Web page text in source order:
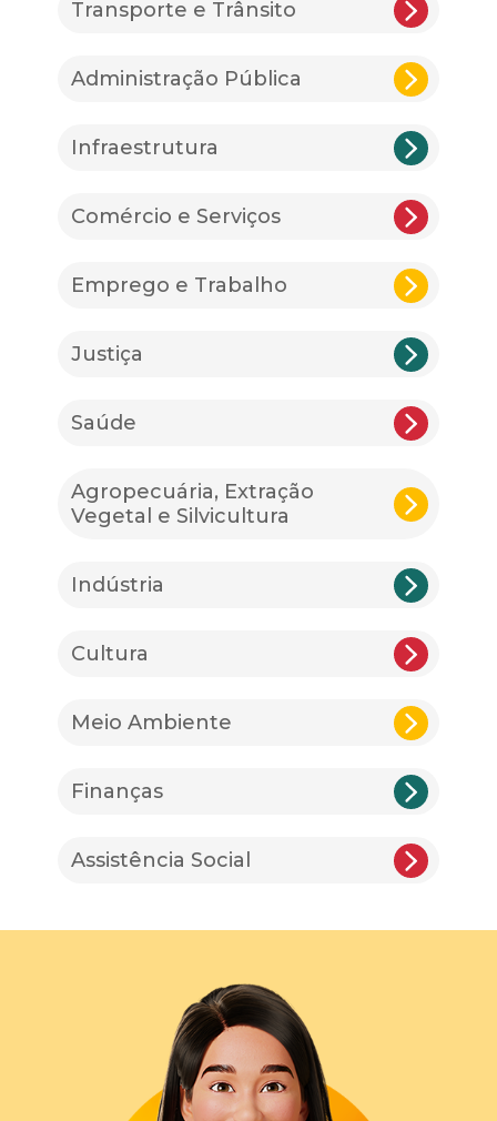
Transporte e Trânsito
Administração Pública
Infraestrutura
Comércio e Serviços
Emprego e Trabalho
Justiça
Saúde
Agropecuária, Extração
Vegetal e Silvicultura
Indústria
Cultura
Meio Ambiente
Finanças
Assistência Social